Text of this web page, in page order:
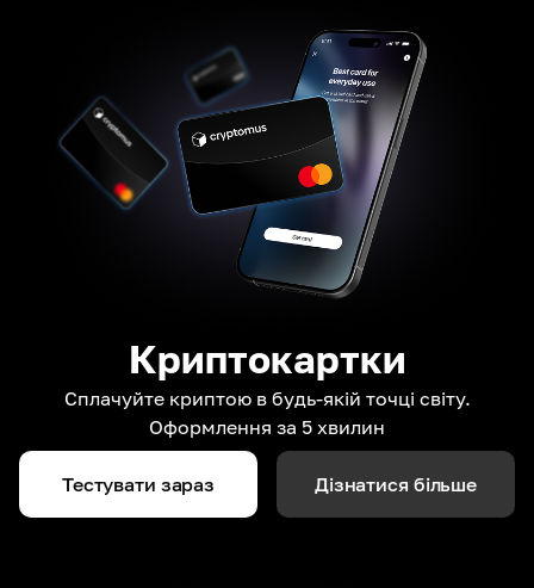
Криптокартки
Сплачуйте криптою в будь-якій точці світу.
Оформлення за 5 хвилин
Тестувати зараз Дізнатися більше